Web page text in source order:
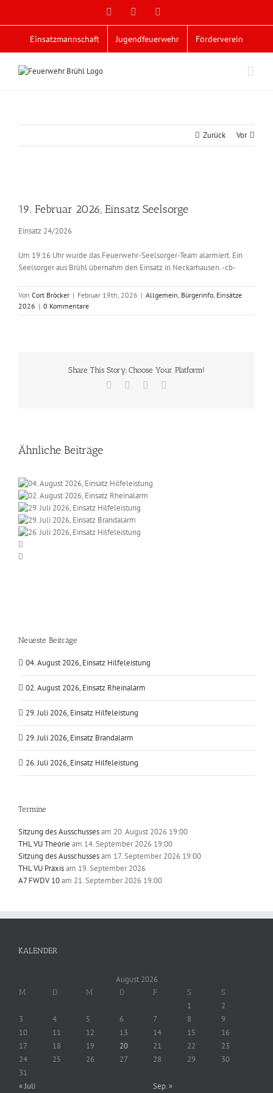
Facebook
Einsatzmannschaft Jugendfeuerwehr Förderverein
Zurück Vor
Bild
19. Februar 2026, Einsatz Seelsorge
Einsatz 24/2026
Um 19:16 Uhr wurde das Feuerwehr-Seelsorger-Team alarmiert. Ein
Seelsorger aus Brühl übernahm den Einsatz in Neckarhausen. -cb-
Von Cort Bröcker | Februar 19th, 2026 | Allgemein, Bürgerinfo, Einsätze
2026 | 0 Kommentare
Share This Story, Choose Your Platform!
Facebook
Ähnliche Beiträge
Neueste Beiträge
04. August 2026, Einsatz Hilfeleistung
02. August 2026, Einsatz Rheinalarm
29. Juli 2026, Einsatz Hilfeleistung
29. Juli 2026, Einsatz Brandalarm
26. Juli 2026, Einsatz Hilfeleistung
Termine
Sitzung des Ausschussesam 20. August 2026 19:00
THL VU Theorie am 14. September 2026 19:00
Sitzung des Ausschussesam 17. September 2026 19:00
THL VU Praxisam 19. September 2026
A7 FWDV 10am 21. September 2026 19:00
KALENDER
August 2026
M D M D F S S
1
2
3
4 5 6 7 8
9
10
11 12 13 14 15
16
17
18 19 20 21 22
23
24
25 26 27 28 29
30
31
« Juli
Sep. »